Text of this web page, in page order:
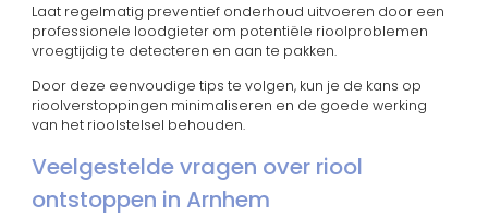
Laat regelmatig preventief onderhoud uitvoeren door een
professionele loodgieter om potentiële rioolproblemen
vroegtijdig te detecteren en aan te pakken.
Door deze eenvoudige tips te volgen, kun je de kans op
rioolverstoppingen minimaliseren en de goede werking
van het rioolstelsel behouden.
Veelgestelde vragen over riool
ontstoppen in Arnhem